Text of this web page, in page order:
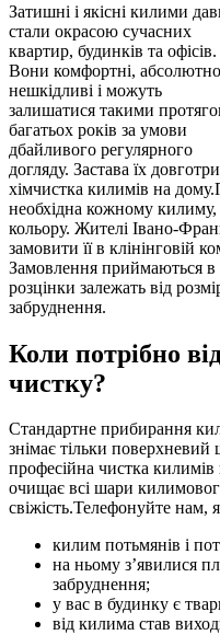
Затишні і якісні килими
стали окрасою сучасних
квартир, будинків та офісів.
Вони комфортні, абсолютно
нешкідливі і можуть
залишатися такими
багатьох років за умови
дбайливого регулярного
догляду. Застава їх
хімчистка килимів на
необхідна кожному килиму,
кольору. Жителі Івано-
замовити її в клінінговій
Замовлення приймаються в
розцінки залежать від
забруднення.
Коли потрібно
чистку?
Стандартне прибирання
знімає тільки поверхневий
професійна чистка
очищає всі шари
свіжість.Телефонуйте нам,
килим потьмянів і
на ньому з’явилися
забруднення;
у вас в будинку є
від килима став